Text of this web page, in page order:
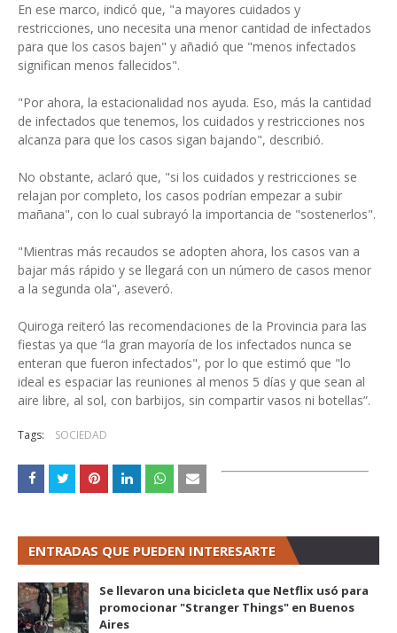
En ese marco, indicó que, "a mayores cuidados y
restricciones, uno necesita una menor cantidad de infectados
para que los casos bajen" y añadió que "menos infectados
significan menos fallecidos".
"Por ahora, la estacionalidad nos ayuda. Eso, más la cantidad
de infectados que tenemos, los cuidados y restricciones nos
alcanza para que los casos sigan bajando", describió.
No obstante, aclaró que, "si los cuidados y restricciones se
relajan por completo, los casos podrían empezar a subir
mañana", con lo cual subrayó la importancia de "sostenerlos".
"Mientras más recaudos se adopten ahora, los casos van a
bajar más rápido y se llegará con un número de casos menor
a la segunda ola", aseveró.
Quiroga reiteró las recomendaciones de la Provincia para las
fiestas ya que “la gran mayoría de los infectados nunca se
enteran que fueron infectados", por lo que estimó que "lo
ideal es espaciar las reuniones al menos 5 días y que sean al
aire libre, al sol, con barbijos, sin compartir vasos ni botellas”.
Tags: SOCIEDAD
ENTRADAS QUE PUEDEN INTERESARTE
Se llevaron una bicicleta que Netflix usó para
promocionar "Stranger Things" en Buenos
Aires